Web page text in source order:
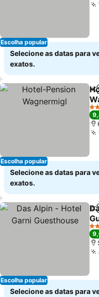
Escolha popular
Selecione as datas para
exatos.
Escolha popular
3
Selecione as datas para
exatos.
Escolha popular
3
Selecione as datas para